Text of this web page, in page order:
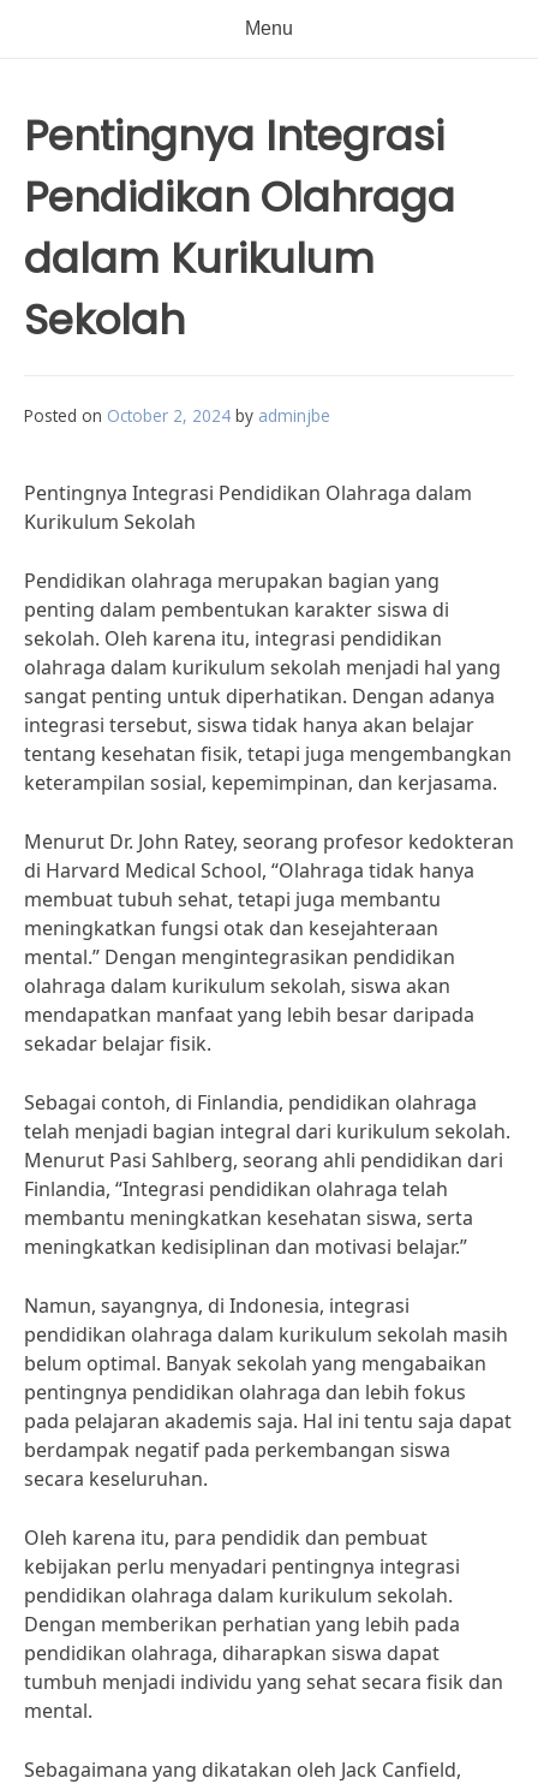
Menu
Pentingnya Integrasi
Pendidikan Olahraga
dalam Kurikulum
Sekolah
Posted on October 2, 2024 by adminjbe
Pentingnya Integrasi Pendidikan Olahraga dalam
Kurikulum Sekolah
Pendidikan olahraga merupakan bagian yang
penting dalam pembentukan karakter siswa di
sekolah. Oleh karena itu, integrasi pendidikan
olahraga dalam kurikulum sekolah menjadi hal yang
sangat penting untuk diperhatikan. Dengan adanya
integrasi tersebut, siswa tidak hanya akan belajar
tentang kesehatan fisik, tetapi juga mengembangkan
keterampilan sosial, kepemimpinan, dan kerjasama.
Menurut Dr. John Ratey, seorang profesor kedokteran
di Harvard Medical School, “Olahraga tidak hanya
membuat tubuh sehat, tetapi juga membantu
meningkatkan fungsi otak dan kesejahteraan
mental.” Dengan mengintegrasikan pendidikan
olahraga dalam kurikulum sekolah, siswa akan
mendapatkan manfaat yang lebih besar daripada
sekadar belajar fisik.
Sebagai contoh, di Finlandia, pendidikan olahraga
telah menjadi bagian integral dari kurikulum sekolah.
Menurut Pasi Sahlberg, seorang ahli pendidikan dari
Finlandia, “Integrasi pendidikan olahraga telah
membantu meningkatkan kesehatan siswa, serta
meningkatkan kedisiplinan dan motivasi belajar.”
Namun, sayangnya, di Indonesia, integrasi
pendidikan olahraga dalam kurikulum sekolah masih
belum optimal. Banyak sekolah yang mengabaikan
pentingnya pendidikan olahraga dan lebih fokus
pada pelajaran akademis saja. Hal ini tentu saja dapat
berdampak negatif pada perkembangan siswa
secara keseluruhan.
Oleh karena itu, para pendidik dan pembuat
kebijakan perlu menyadari pentingnya integrasi
pendidikan olahraga dalam kurikulum sekolah.
Dengan memberikan perhatian yang lebih pada
pendidikan olahraga, diharapkan siswa dapat
tumbuh menjadi individu yang sehat secara fisik dan
mental.
Sebagaimana yang dikatakan oleh Jack Canfield,